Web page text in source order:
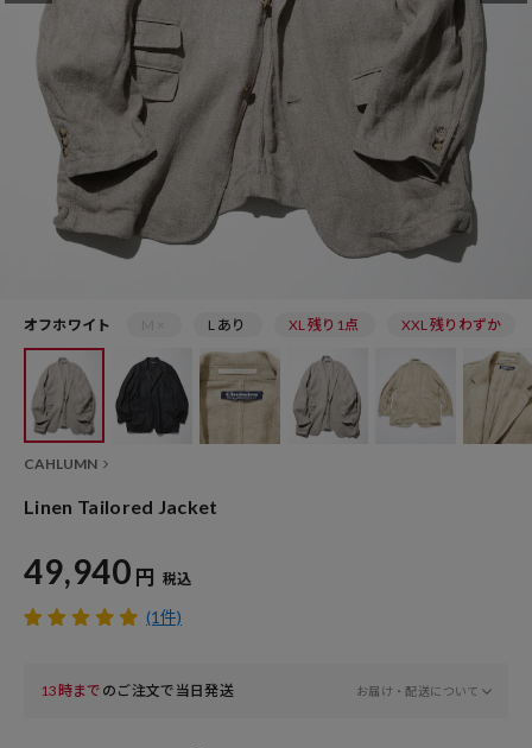
オフホワイト L あり XL 残り1点 XXL 残りわずか
CAHLUMN
Linen Tailored Jacket
49,940 円 税込
(1件)
13時まで のご注文で当日発送 お届け・配送について